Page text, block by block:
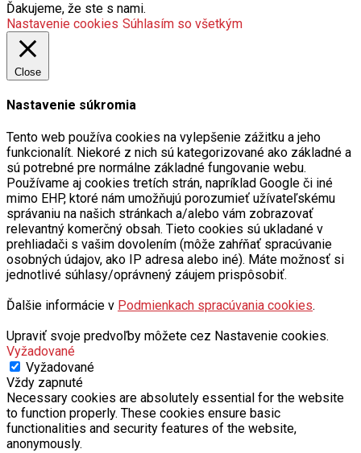
Ďakujeme, že ste s nami.
Nastavenie cookies Súhlasím so všetkým
Close
Nastavenie súkromia
Tento web používa cookies na vylepšenie zážitku a jeho
funkcionalít. Niekoré z nich sú kategorizované ako základné a
sú potrebné pre normálne základné fungovanie webu.
Používame aj cookies tretích strán, napríklad Google či iné
mimo EHP, ktoré nám umožňujú porozumieť užívateľskému
správaniu na našich stránkach a/alebo vám zobrazovať
relevantný komerčný obsah. Tieto cookies sú ukladané v
prehliadači s vašim dovolením (môže zahŕňať spracúvanie
osobných údajov, ako IP adresa alebo iné). Máte možnosť si
jednotlivé súhlasy/oprávnený záujem prispôsobiť.
Ďalšie informácie v Podmienkach spracúvania cookies.
Upraviť svoje predvoľby môžete cez Nastavenie cookies.
Vyžadované
Vyžadované
Vždy zapnuté
Necessary cookies are absolutely essential for the website
to function properly. These cookies ensure basic
functionalities and security features of the website,
anonymously.